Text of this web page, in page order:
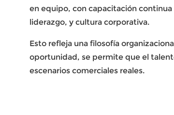
en equipo, con capacitación
liderazgo, y cultura corporativa.
Esto refleja una filosofía
oportunidad, se permite que el
escenarios comerciales reales.